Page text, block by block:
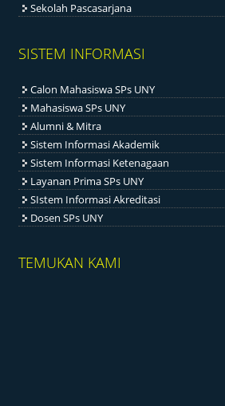
Sekolah Pascasarjana
SISTEM INFORMASI
Calon Mahasiswa SPs UNY
Mahasiswa SPs UNY
Alumni & Mitra
Sistem Informasi Akademik
Sistem Informasi Ketenagaan
Layanan Prima SPs UNY
SIstem Informasi Akreditasi
Dosen SPs UNY
TEMUKAN KAMI